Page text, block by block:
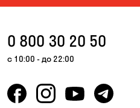
Горишние Плавни
0 800 30 20 50
с 10:00 - до 22:00